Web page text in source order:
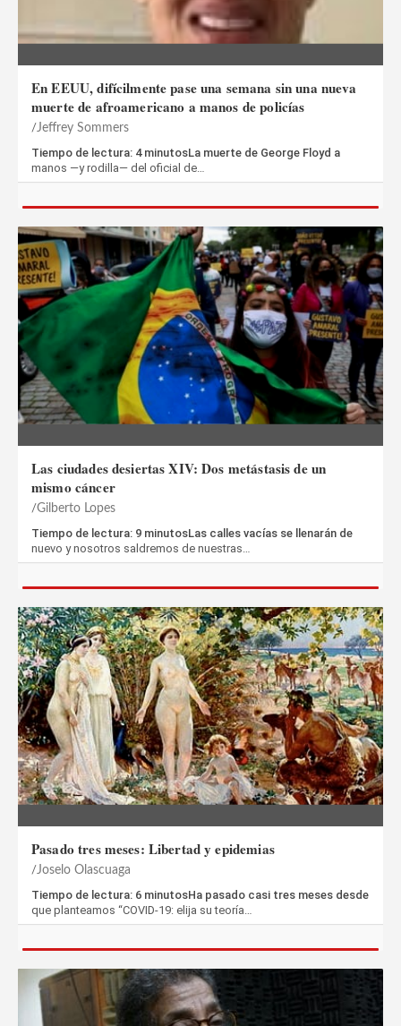
En EEUU, difícilmente pase una semana sin una nueva
muerte de afroamericano a manos de policías
Jeffrey Sommers
Tiempo de lectura: 4 minutosLa muerte de George Floyd a
manos —y rodilla— del oficial de…
Las ciudades desiertas XIV: Dos metástasis de un
mismo cáncer
Gilberto Lopes
Tiempo de lectura: 9 minutosLas calles vacías se llenarán de
nuevo y nosotros saldremos de nuestras…
Pasado tres meses: Libertad y epidemias
Joselo Olascuaga
Tiempo de lectura: 6 minutosHa pasado casi tres meses desde
que planteamos “COVID-19: elija su teoría…